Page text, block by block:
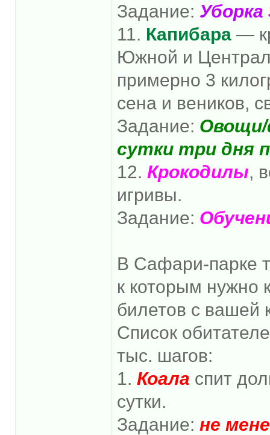
Задание:
11. Капибара —
Южной и
примерно 3
сена и веников,
Задание: Овощи/
сутки три дня
12. Крокодилы,
игривы.
Задание:
В Сафари-парке
к которым нужно
билетов с вашей
Список
тыс. шагов:
1. Коала спит
сутки.
Задание: не